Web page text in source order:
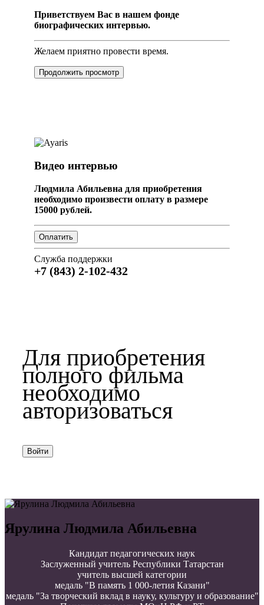
Приветствуем Вас в нашем фонде
биографических интервью.
Желаем приятно провести время.
Продолжить просмотр
Видео интервью
Людмила Абильевна для приобретения
необходимо произвести оплату в размере
15000 рублей.
Служба поддержки
+7 (843) 2-102-432
Для приобретения
полного фильма
необходимо
авторизоваться
Войти
Ярулина Людмила Абильевна
Кандидат педагогических наук
Заслуженный учитель Республики Татарстан
учитель высшей категории
медаль "В память 1 000-летия Казани"
медаль "За творческий вклад в науку, культуру и образование"